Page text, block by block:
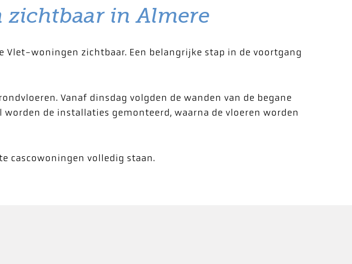
in Almere
Vlet-woningen zichtbaar. Een belangrijke stap in de voortgang
Vanaf dinsdag volgden de wanden van de begane
de installaties gemonteerd, waarna de vloeren worden
cascowoningen volledig staan.